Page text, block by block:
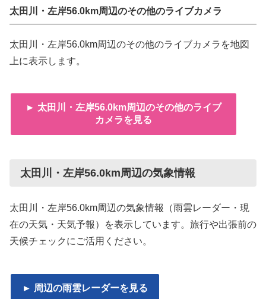
太田川・左岸56.0km周辺のその他のライブカメラ
太田川・左岸56.0km周辺のその他のライブカメラを地図
上に表示します。
► 太田川・左岸56.0km周辺のその他のライブ
カメラを見る
太田川・左岸56.0km周辺の気象情報
太田川・左岸56.0km周辺の気象情報（雨雲レーダー・現
在の天気・天気予報）を表示しています。旅行や出張前の
天候チェックにご活用ください。
► 周辺の雨雲レーダーを見る